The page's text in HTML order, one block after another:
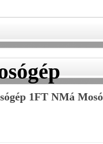
1FT NMá